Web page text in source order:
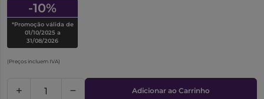
-10%
*Promoção válida de
01/10/2025 a
31/08/2026
(Preços incluem IVA)
Adicionar ao Carrinho